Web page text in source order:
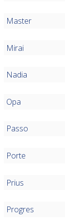
Master
Mirai
Nadia
Opa
Passo
Porte
Prius
Progres